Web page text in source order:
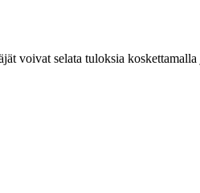
voivat selata tuloksia